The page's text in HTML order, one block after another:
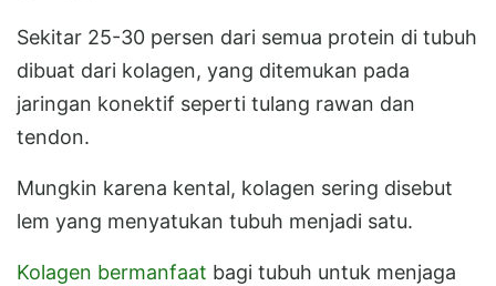
Sekitar 25-30 persen dari semua protein di tubuh
dibuat dari kolagen, yang ditemukan pada
jaringan konektif seperti tulang rawan dan
tendon.
Mungkin karena kental, kolagen sering disebut
lem yang menyatukan tubuh menjadi satu.
Kolagen bermanfaat bagi tubuh untuk menjaga